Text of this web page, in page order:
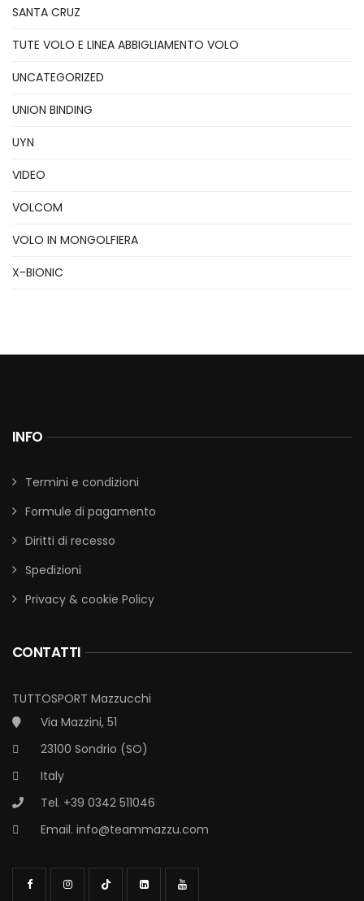
SANTA CRUZ
TUTE VOLO E LINEA ABBIGLIAMENTO VOLO
UNCATEGORIZED
UNION BINDING
UYN
VIDEO
VOLCOM
VOLO IN MONGOLFIERA
X-BIONIC
INFO
Termini e condizioni
Formule di pagamento
Diritti di recesso
Spedizioni
Privacy & cookie Policy
CONTATTI
TUTTOSPORT Mazzucchi
Via Mazzini, 51
23100 Sondrio (SO)
Italy
Tel. +39 0342 511046
Email. info@teammazzu.com